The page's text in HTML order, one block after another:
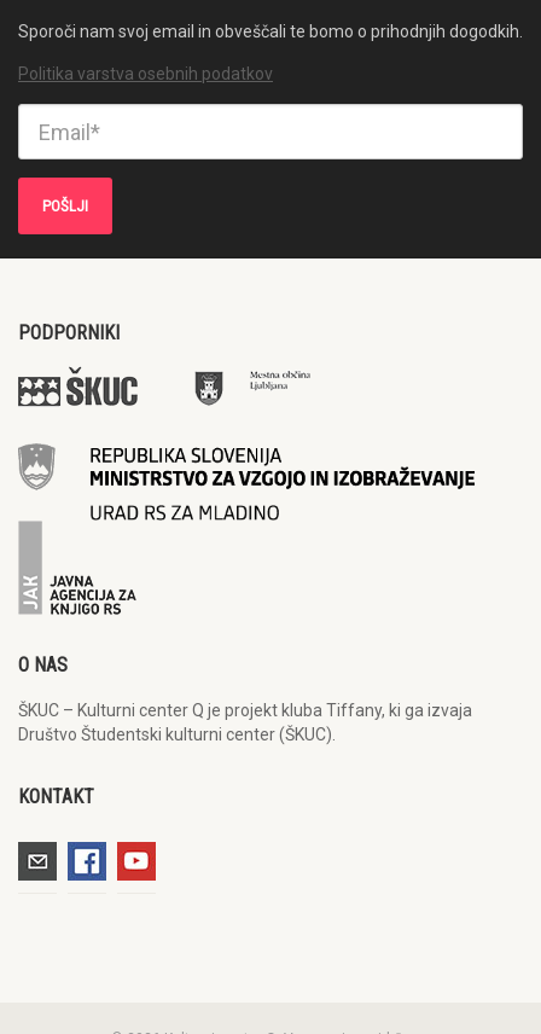
Sporoči nam svoj email in obveščali te bomo o prihodnjih dogodkih.
Politika varstva osebnih podatkov
PODPORNIKI
O NAS
ŠKUC – Kulturni center Q je projekt kluba Tiffany, ki ga izvaja
Društvo Študentski kulturni center (ŠKUC).
KONTAKT